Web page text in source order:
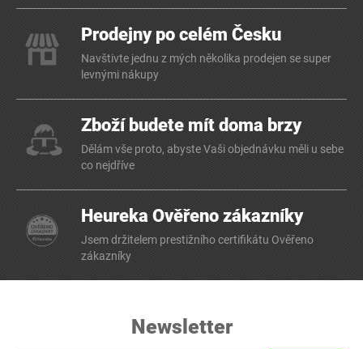
Prodejny po celém Česku
Navštivte jednu z mých několika prodejen se super
levnými nákupy
Zboží budete mít doma brzy
Dělám vše proto, abyste Vaši objednávku měli u sebe
co nejdříve
Heureka Ověřeno zákazníky
Jsem držitelem prestižního certifikátu Ověřeno
zákazníky
Newsletter